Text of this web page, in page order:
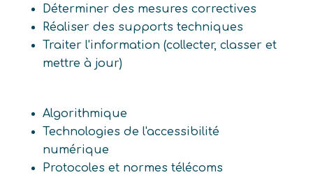
Déterminer des mesures correctives
Réaliser des supports techniques
Traiter l'information (collecter, classer et
mettre à jour)
Algorithmique
Technologies de l'accessibilité
numérique
Protocoles et normes télécoms